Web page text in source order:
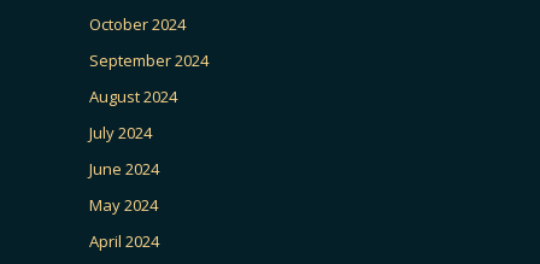
October 2024
September 2024
August 2024
July 2024
June 2024
May 2024
April 2024